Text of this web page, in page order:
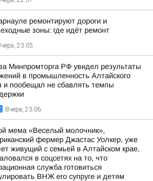
ремонтируют дороги и
зоны: где идёт ремонт
23:03
Минпромторга РФ увидел результаты
в промышленность Алтайского
и пообещал не сбавлять темпы
Вчера, 23:06
мема «Веселый молочник»,
фермер Джастас Уолкер, уже
живущий с семьей в Алтайском крае,
в соцсетях на то, что
служба готовиться
ВНЖ его супруге и детям